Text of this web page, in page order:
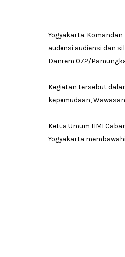
Yogyakarta. Komandan
audensi audiensi dan
Danrem 072/
Kegiatan tersebut
kepemudaan,
Ketua Umum HMI
Yogyakarta